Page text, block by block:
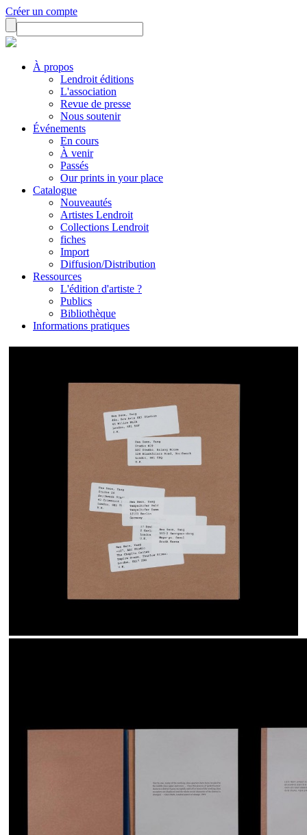
Créer un compte
À propos
Lendroit éditions
L'association
Revue de presse
Nous soutenir
Événements
En cours
À venir
Passés
Our prints in your place
Catalogue
Nouveautés
Artistes Lendroit
Collections Lendroit
fiches
Import
Diffusion/Distribution
Ressources
L'édition d'artiste ?
Publics
Bibliothèque
Informations pratiques